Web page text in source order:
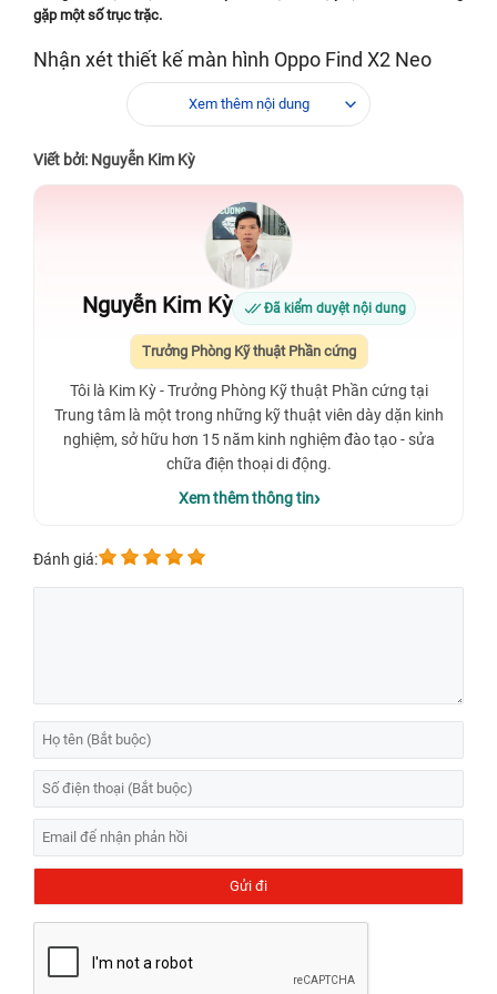
gặp một số trục trặc.
Nhận xét thiết kế màn hình Oppo Find X2 Neo
Oppo Find X2 Neo được thiết lập bằng một màn hình
độ phân giải 1080 x 2400 pixels, với kích thước đường chéo tương
đối lớn 6,5 inch.Tỷ lệ khung hình của
điểm ảnh đạt 402 ppi, và sở hữu tốc độ làm tươi lên đến 90Hz.
ra, thiết bị có thể cho phép điều chỉnh độ sáng màn hình ở mức 500
trang bị này đủ khả năng đưa bạn khám phá
những khoảng khắc hình ảnh với màu sắc rạng rỡ, hấp dẫn.
Gorilla Glass 5 là loại kính cường lực tích hợp
trên sản phẩm với vai trò làm giảm thiểu sự trầy xước tốt nhất có thể.
Tuy vậy, bạn vẫn sẽ không thể lường trước được bất kỳ rủi ro nào tác
Đâu là biểu hiện và nguyên nhân khiến màn hình
Oppo Find X2 Neo dễ bị hỏng?
sẽ mất “ngoại hình” nhã nhặn ban đầu khi
mặt trước hình thành không ít các đốm đen, vệt xanh, vàng, sọc dọc
ngang… Sự hiện diện của chúng còn kiểm soát độ nhạy của bộ phận
cảm ứng và có thể tạo ra tác động xấu đến thị giác của người dùng.
Các biểu hiện này thường nảy sinh bởi những nguyên nhân sau đây.
Xem thêm nội dung
Viết bởi: Nguyễn Kim Kỳ
Nguyễn Kim Kỳ Đã kiểm duyệt nội dung
Trưởng Phòng Kỹ thuật Phần cứng
Tôi là Kim Kỳ - Trưởng Phòng Kỹ thuật Phần cứng tại
Trung tâm là một trong những kỹ thuật viên dày dặn kinh
nghiệm, sở hữu hơn 15 năm kinh nghiệm đào tạo - sửa
chữa điện thoại di động.
Xem thêm thông tin
Đánh giá: